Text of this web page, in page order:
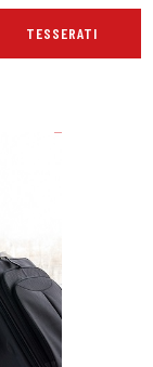
TESSERATI